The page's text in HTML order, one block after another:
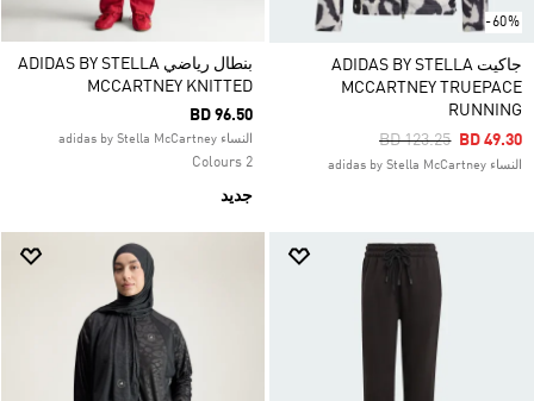
-60%
جاكيت ADIDAS BY STELLA
MCCARTNEY TRUEPACE
RUNNING
Price Reduced From
BD 123.25ToBD 49.30
النساء adidas by Stella McCartney
بنطال رياضي ADIDAS BY STELLA
MCCARTNEY KNITTED
BD 96.50
النساء adidas by Stella McCartney
2 Colours
جديد